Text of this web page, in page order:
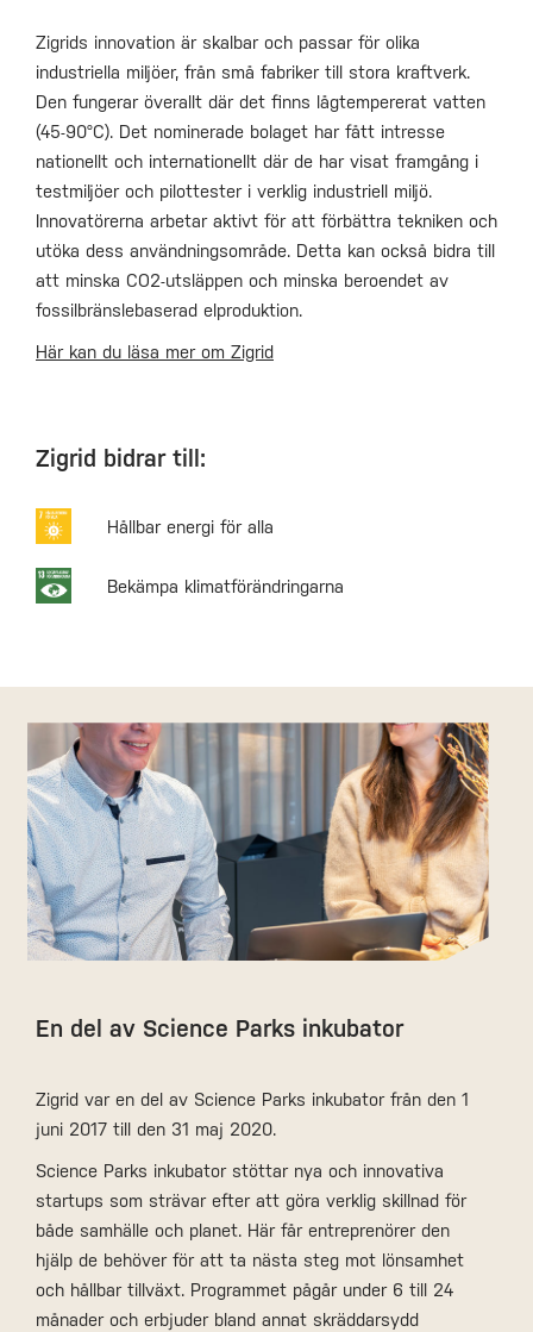
Zigrids innovation är skalbar och passar för olika
industriella miljöer, från små fabriker till stora kraftverk.
Den fungerar överallt där det finns lågtempererat vatten
(45-90°C). Det nominerade bolaget har fått intresse
nationellt och internationellt där de har visat framgång i
testmiljöer och pilottester i verklig industriell miljö.
Innovatörerna arbetar aktivt för att förbättra tekniken och
utöka dess användningsområde. Detta kan också bidra till
att minska CO2-utsläppen och minska beroendet av
fossilbränslebaserad elproduktion.
Här kan du läsa mer om Zigrid
Zigrid bidrar till:
Hållbar energi för alla
Bekämpa klimatförändringarna
En del av Science Parks inkubator
Zigrid var en del av Science Parks inkubator från den 1
juni 2017 till den 31 maj 2020.
Science Parks inkubator stöttar nya och innovativa
startups som strävar efter att göra verklig skillnad för
både samhälle och planet. Här får entreprenörer den
hjälp de behöver för att ta nästa steg mot lönsamhet
och hållbar tillväxt. Programmet pågår under 6 till 24
månader och erbjuder bland annat skräddarsydd